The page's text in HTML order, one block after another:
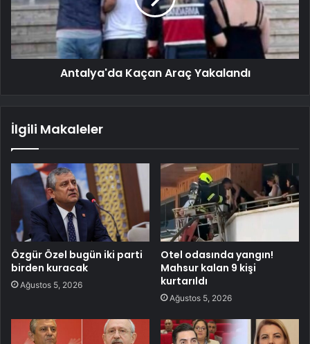
Antalya'da Kaçan Araç Yakalandı
İlgili Makaleler
Özgür Özel bugün iki parti
birden kuracak
Ağustos 5, 2026
Otel odasında yangın!
Mahsur kalan 9 kişi
kurtarıldı
Ağustos 5, 2026